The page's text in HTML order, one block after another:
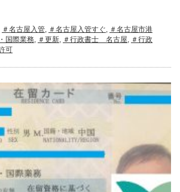
＃名古屋入管, ＃名古屋入管すぐ, ＃名古屋市港
国際業務, ＃更新, ＃行政書士 名古屋, ＃行政
可